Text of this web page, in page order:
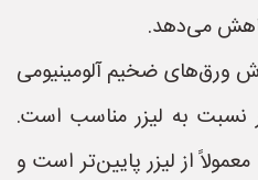
کاهش می‌دهد.
ورق‌های ضخیم آلومینیومی
نسبت به لیزر مناسب است.
از لیزر پایین‌تر است و